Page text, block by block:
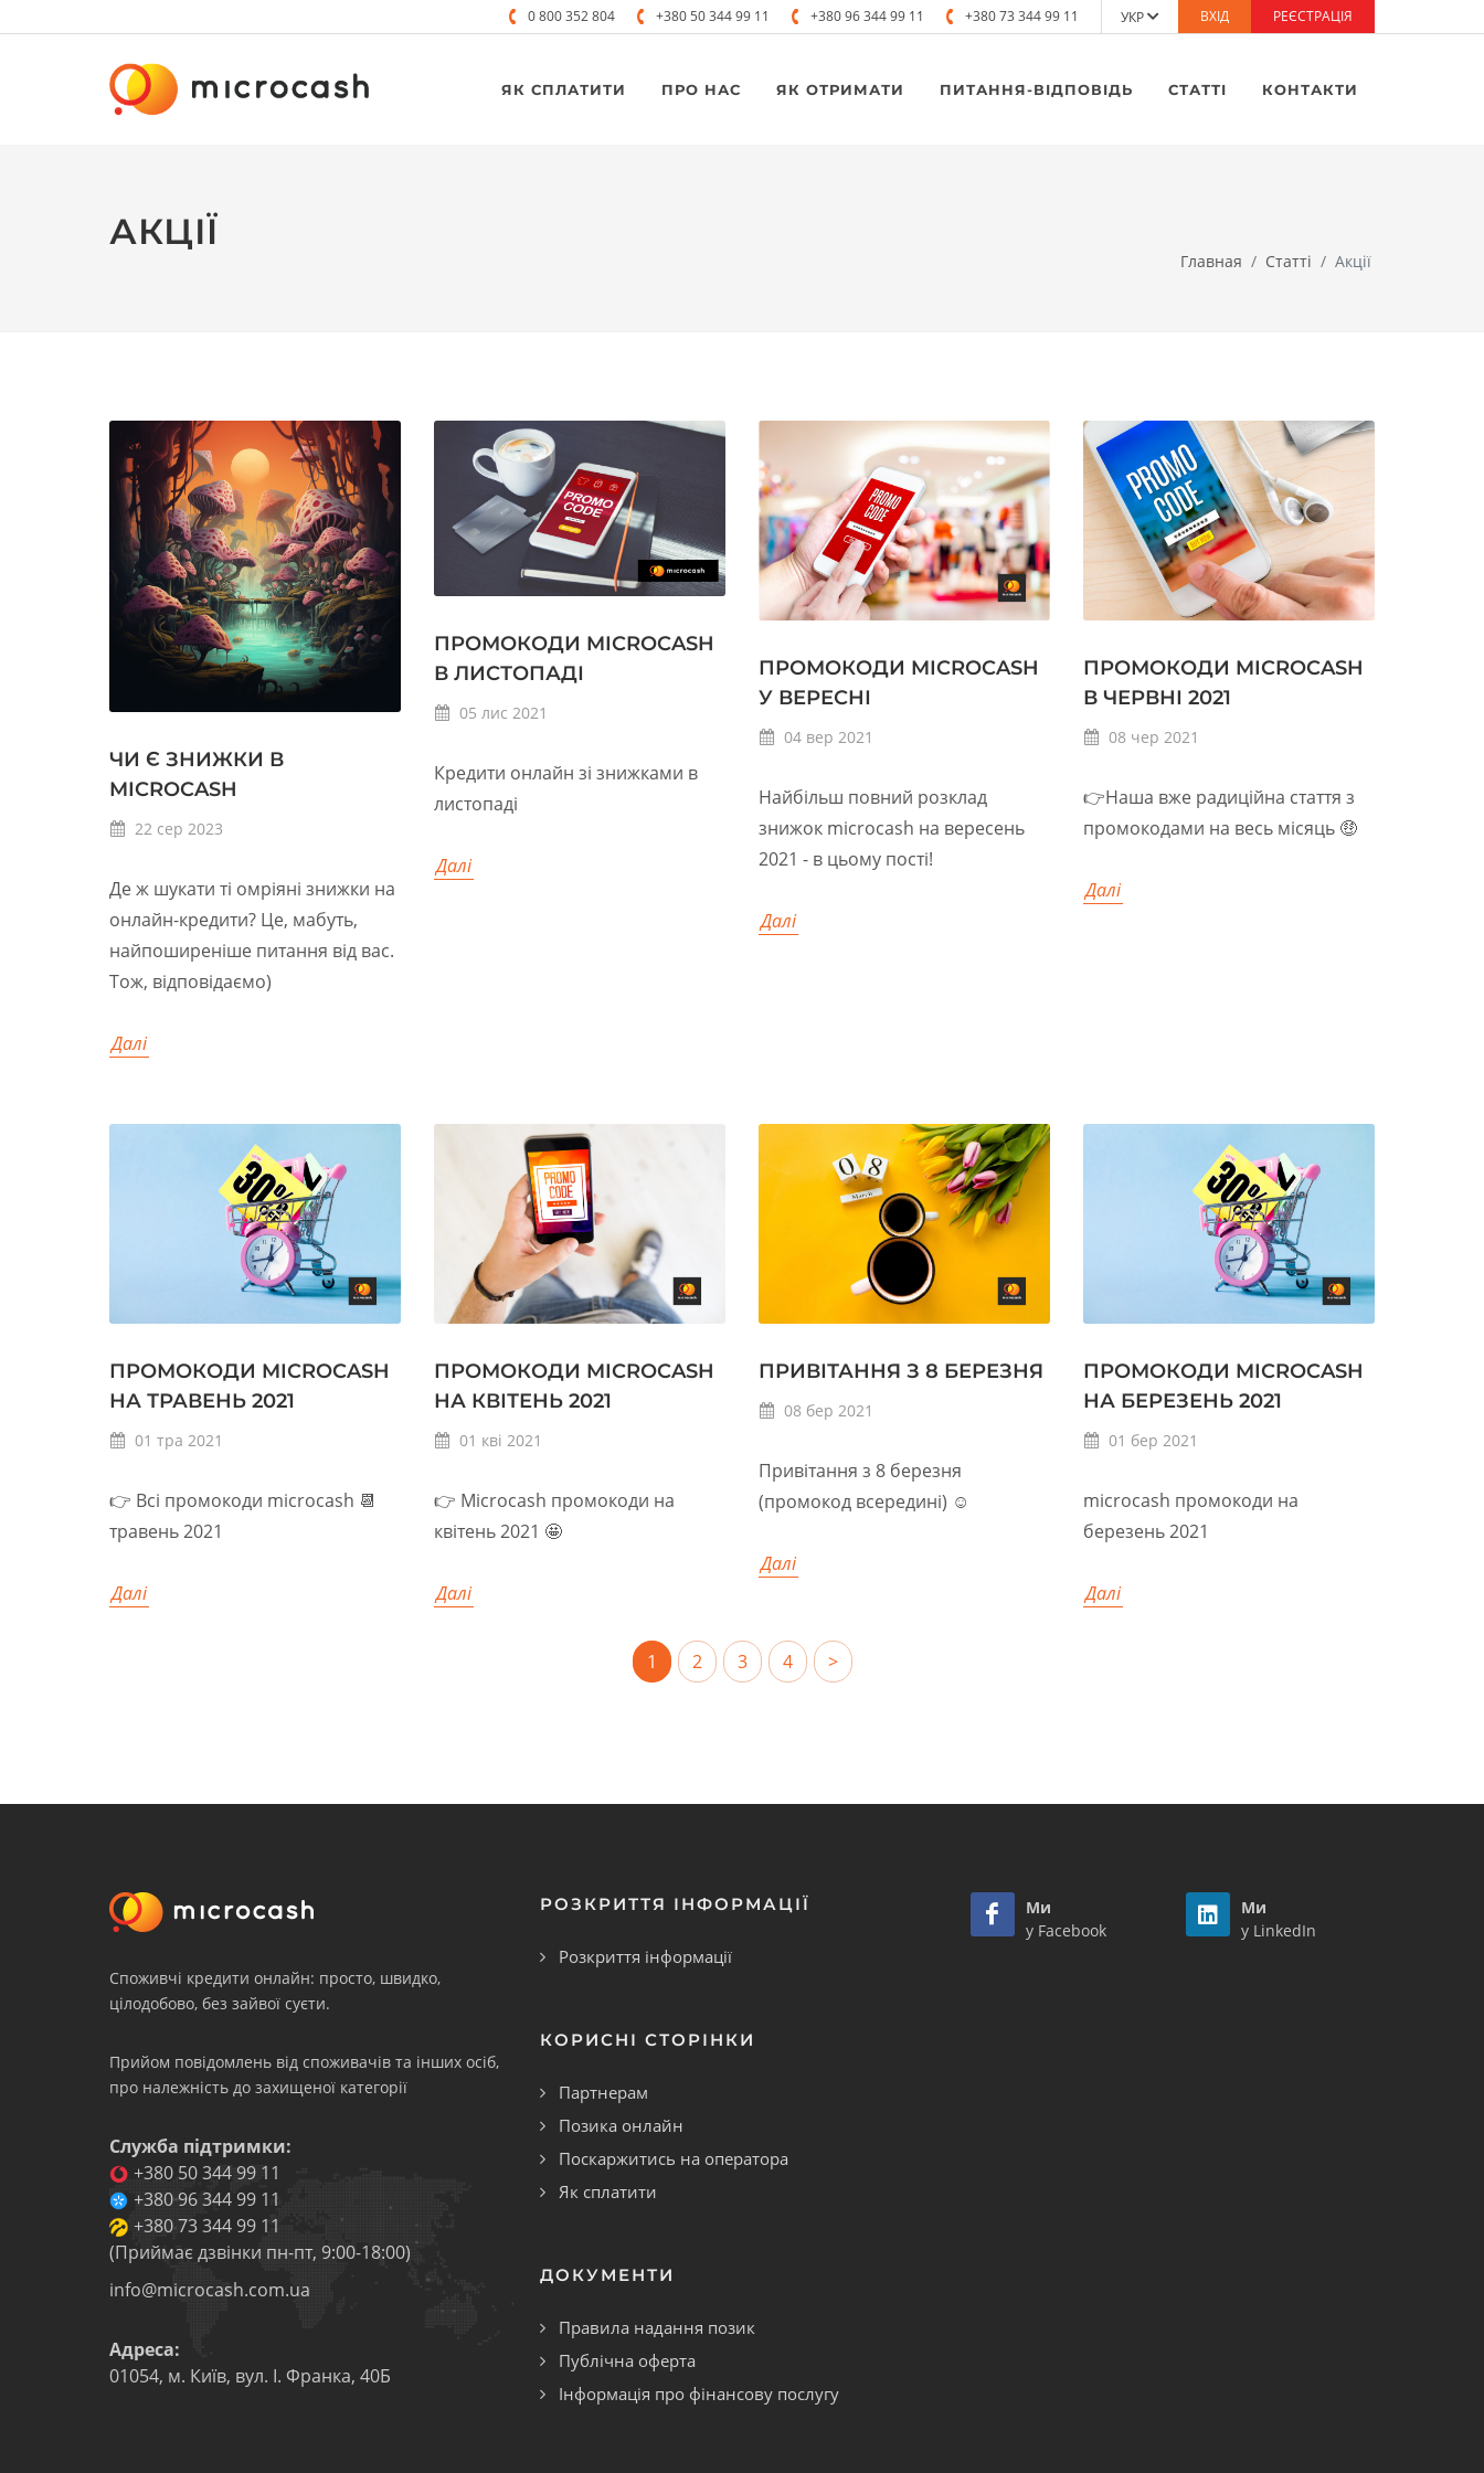
0 800 352 804 +380 50 344 99 11 +380 96 344 99 11 +380 73 344 99 11 УКР ВХІД РЕЄСТРАЦІЯ
ЯК СПЛАТИТИ ПРО НАС ЯК ОТРИМАТИ ПИТАННЯ-ВІДПОВІДЬ СТАТТІ КОНТАКТИ
АКЦІЇ
Главная Статті Акції
ЧИ Є ЗНИЖКИ В
MICROCASH
22 сер 2023
Де ж шукати ті омріяні знижки на
онлайн-кредити? Це, мабуть,
найпоширеніше питання від вас.
Тож, відповідаємо)
Далі
ПРОМОКОДИ MICROCASH
В ЛИСТОПАДІ
05 лис 2021
Кредити онлайн зі знижками в
листопаді
Далі
ПРОМОКОДИ MICROCASH
У ВЕРЕСНІ
04 вер 2021
Найбільш повний розклад
знижок microcash на вересень
2021 - в цьому пості!
Далі
ПРОМОКОДИ MICROCASH
В ЧЕРВНІ 2021
08 чер 2021
👉Наша вже радиційна стаття з
промокодами на весь місяць 🤑
Далі
ПРОМОКОДИ MICROCASH
НА ТРАВЕНЬ 2021
01 тра 2021
👉 Всі промокоди microcash 📆
травень 2021
Далі
ПРОМОКОДИ MICROCASH
НА КВІТЕНЬ 2021
01 кві 2021
👉 Microcash промокоди на
квітень 2021 🤩
Далі
ПРИВІТАННЯ З 8 БЕРЕЗНЯ
08 бер 2021
Привітання з 8 березня
(промокод всередині) ☺️
Далі
ПРОМОКОДИ MICROCASH
НА БЕРЕЗЕНЬ 2021
01 бер 2021
microcash промокоди на
березень 2021
Далі
1 2 3 4 >
Споживчі кредити онлайн: просто, швидко,
цілодобово, без зайвої суєти.
Прийом повідомлень від споживачів та інших осіб,
про належність до захищеної категорії
Служба підтримки:
+380 50 344 99 11
+380 96 344 99 11
+380 73 344 99 11
(Приймає дзвінки пн-пт, 9:00-18:00)
info@microcash.com.ua
Адреса:
01054, м. Київ, вул. І. Франка, 40Б
РОЗКРИТТЯ ІНФОРМАЦІЇ
Розкриття інформації
КОРИСНІ СТОРІНКИ
Партнерам
Позика онлайн
Поскаржитись на оператора
Як сплатити
ДОКУМЕНТИ
Правила надання позик
Публічна оферта
Інформація про фінансову послугу
Ми
у Facebook
Ми
у LinkedIn